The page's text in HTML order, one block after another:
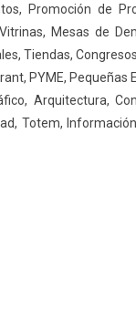
Promoción de
Mesas de
Tiendas,
PYME, Pequeñas
Arquitectura,
Totem,